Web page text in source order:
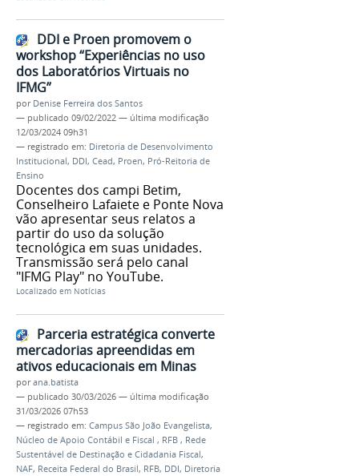
DDI e Proen promovem o
workshop “Experiências no uso
dos Laboratórios Virtuais no
IFMG”
por Denise Ferreira dos Santos
— publicado 09/02/2022 — última modificação
12/03/2024 09h31
— registrado em: Diretoria de Desenvolvimento
Institucional, DDI, Cead, Proen, Pró-Reitoria de
Ensino
Docentes dos campi Betim,
Conselheiro Lafaiete e Ponte Nova
vão apresentar seus relatos a
partir do uso da solução
tecnológica em suas unidades.
Transmissão será pelo canal
"IFMG Play" no YouTube.
Localizado em Notícias
Parceria estratégica converte
mercadorias apreendidas em
ativos educacionais em Minas
porana.batista
— publicado 30/03/2026 — última modificação
31/03/2026 07h53
— registrado em: Campus São João Evangelista,
Núcleo de Apoio Contábil e Fiscal , RFB , Rede
Sustentável de Destinação e Cidadania Fiscal,
NAF, Receita Federal do Brasil, RFB, DDI, Diretoria